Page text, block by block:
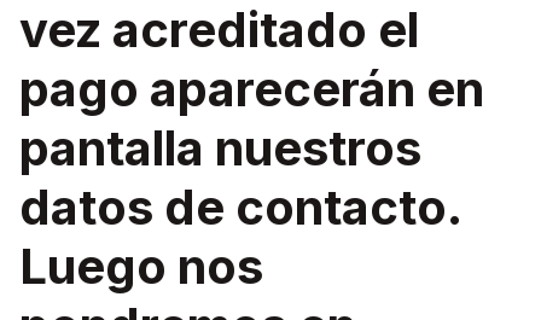
vez acreditado el
pago aparecerán en
pantalla nuestros
datos de contacto.
Luego nos